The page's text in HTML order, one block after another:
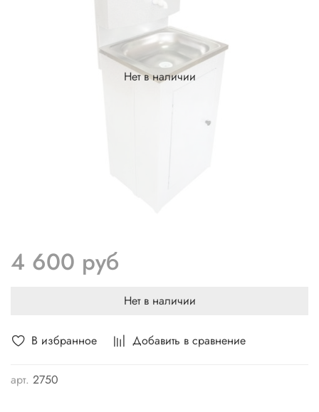
В избранное Добавить в сравнение
арт. 2750
Нет в наличии
4 600 руб
Нет в наличии